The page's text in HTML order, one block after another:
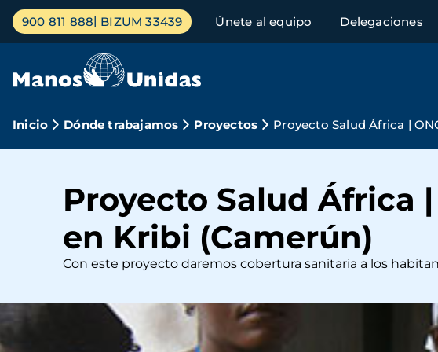
Pasar
contenido
Menú
principal
900 811 888 BIZUM 33439 Únete al equipo Delegaciones
Ruta
navegación
Inicio Dónde trabajamos Proyectos Proyecto Salud África |
Proyecto Salud África
en Kribi (Camerún)
Con este proyecto daremos cobertura sanitaria a los